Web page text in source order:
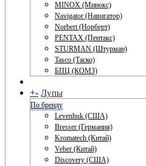
MINOX (Минокс)
Navigator (Навигатор)
Norbert (Норберт)
PENTAX (Пентакс)
STURMAN (Штурман)
Tasco (Таско)
БПЦ (КОМЗ)
+- Лупы
По бренду
Levenhuk (США)
Bresser (Германия)
Kromatech (Китай)
Veber (Китай)
Discovery (США)